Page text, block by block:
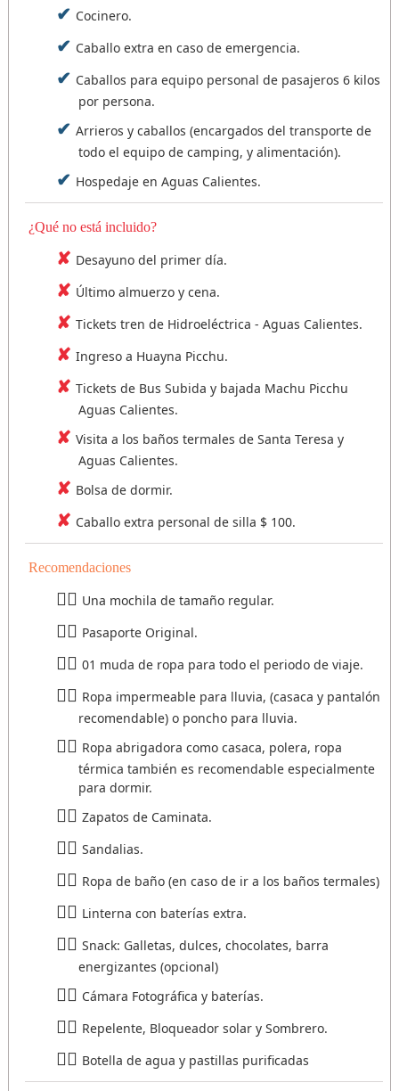
Cocinero.
Caballo extra en caso de emergencia.
Caballos para equipo personal de pasajeros 6 kilos
por persona.
Arrieros y caballos (encargados del transporte de
todo el equipo de camping, y alimentación).
Hospedaje en Aguas Calientes.
¿Qué no está incluido?
Desayuno del primer día.
Último almuerzo y cena.
Tickets tren de Hidroeléctrica - Aguas Calientes.
Ingreso a Huayna Picchu.
Tickets de Bus Subida y bajada Machu Picchu
Aguas Calientes.
Visita a los baños termales de Santa Teresa y
Aguas Calientes.
Bolsa de dormir.
Caballo extra personal de silla $ 100.
Recomendaciones
Una mochila de tamaño regular.
Pasaporte Original.
01 muda de ropa para todo el periodo de viaje.
Ropa impermeable para lluvia, (casaca y pantalón
recomendable) o poncho para lluvia.
Ropa abrigadora como casaca, polera, ropa
térmica también es recomendable especialmente
para dormir.
Zapatos de Caminata.
Sandalias.
Ropa de baño (en caso de ir a los baños termales)
Linterna con baterías extra.
Snack: Galletas, dulces, chocolates, barra
energizantes (opcional)
Cámara Fotográfica y baterías.
Repelente, Bloqueador solar y Sombrero.
Botella de agua y pastillas purificadas